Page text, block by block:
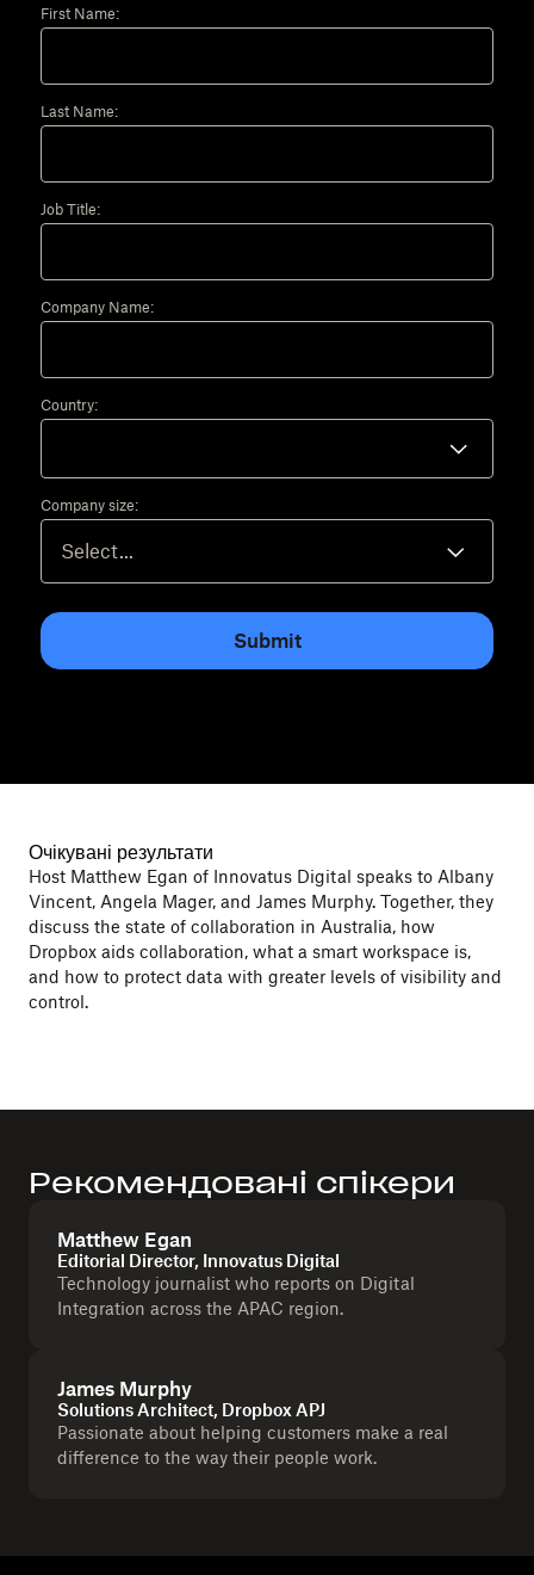
First Name:
Last Name:
Job Title:
Company Name:
Country:
Company size:
Submit
Очікувані результати
Host Matthew Egan of Innovatus Digital speaks to Albany
Vincent, Angela Mager, and James Murphy. Together, they
discuss the state of collaboration in Australia, how
Dropbox aids collaboration, what a smart workspace is,
and how to protect data with greater levels of visibility and
control.
Рекомендовані спікери
Matthew Egan
Editorial Director, Innovatus Digital
Technology journalist who reports on Digital
Integration across the APAC region.
James Murphy
Solutions Architect, Dropbox APJ
Passionate about helping customers make a real
difference to the way their people work.